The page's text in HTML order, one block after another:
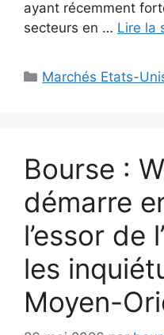
ayant récemment
secteurs en … Lire la
Catégories
Marchés Etats-
Bourse :
démarre
l’essor de
les
Moyen-